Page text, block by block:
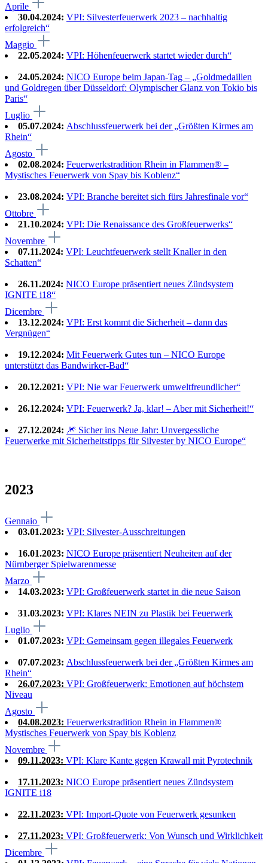
Aprile
30.04.2024: VPI: Silvesterfeuerwerk 2023 – nachhaltig
erfolgreich“
Maggio
22.05.2024: VPI: Höhenfeuerwerk startet wieder durch“
24.05.2024: NICO Europe beim Japan-Tag – „Goldmedaillen
und Goldregen über Düsseldorf: Olympischer Glanz von Tokio bis
Paris“
Luglio
05.07.2024: Abschlussfeuerwerk bei der „Größten Kirmes am
Rhein“
Agosto
02.08.2024: Feuerwerkstradition Rhein in Flammen® –
Mystisches Feuerwerk von Spay bis Koblenz“
23.08.2024: VPI: Branche bereitet sich fürs Jahresfinale vor“
Ottobre
21.10.2024: VPI: Die Renaissance des Großfeuerwerks“
Novembre
07.11.2024: VPI: Leuchtfeuerwerk stellt Knaller in den
Schatten“
26.11.2024: NICO Europe präsentiert neues Zündsystem
IGNITE i18“
Dicembre
13.12.2024: VPI: Erst kommt die Sicherheit – dann das
Vergnügen“
19.12.2024: Mit Feuerwerk Gutes tun – NICO Europe
unterstützt das Bandwirker-Bad“
20.12.2021: VPI: Nie war Feuerwerk umweltfreundlicher“
26.12.2024: VPI: Feuerwerk? Ja, klar! – Aber mit Sicherheit!“
27.12.2024: 🎆 Sicher ins Neue Jahr: Unvergessliche
Feuerwerke mit Sicherheitstipps für Silvester by NICO Europe“
2023
Gennaio
03.01.2023: VPI: Silvester-Ausschreitungen
16.01.2023: NICO Europe präsentiert Neuheiten auf der
Nürnberger Spielwarenmesse
Marzo
14.03.2023: VPI: Großfeuerwerk startet in die neue Saison
31.03.2023: VPI: Klares NEIN zu Plastik bei Feuerwerk
Luglio
01.07.2023: VPI: Gemeinsam gegen illegales Feuerwerk
07.07.2023: Abschlussfeuerwerk bei der „Größten Kirmes am
Rhein“
26.07.2023: VPI: Großfeuerwerk: Emotionen auf höchstem
Niveau
Agosto
04.08.2023: Feuerwerkstradition Rhein in Flammen®
Mystisches Feuerwerk von Spay bis Koblenz
Novembre
09.11.2023: VPI: Klare Kante gegen Krawall mit Pyrotechnik
17.11.2023: NICO Europe präsentiert neues Zündsystem
IGNITE i18
22.11.2023: VPI: Import-Quote von Feuerwerk gesunken
27.11.2023: VPI: Großfeuerwerk: Von Wunsch und Wirklichkeit
Dicembre